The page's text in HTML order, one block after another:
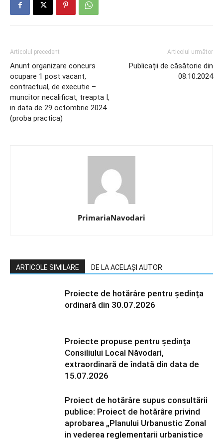
Articolul precedent
Anunt organizare concurs
ocupare 1 post vacant,
contractual, de executie –
muncitor necalificat, treapta I,
in data de 29 octombrie 2024
(proba practica)
Articolul următor
Publicații de căsătorie din
08.10.2024
PrimariaNavodari
ARTICOLE SIMILARE DE LA ACELAȘI AUTOR
Proiecte de hotărâre pentru ședința
ordinară din 30.07.2026
Proiecte propuse pentru ședința
Consiliului Local Năvodari,
extraordinară de îndată din data de
15.07.2026
Proiect de hotărâre supus consultării
publice: Proiect de hotărâre privind
aprobarea „Planului Urbanustic Zonal
in vederea reglementarii urbanistice